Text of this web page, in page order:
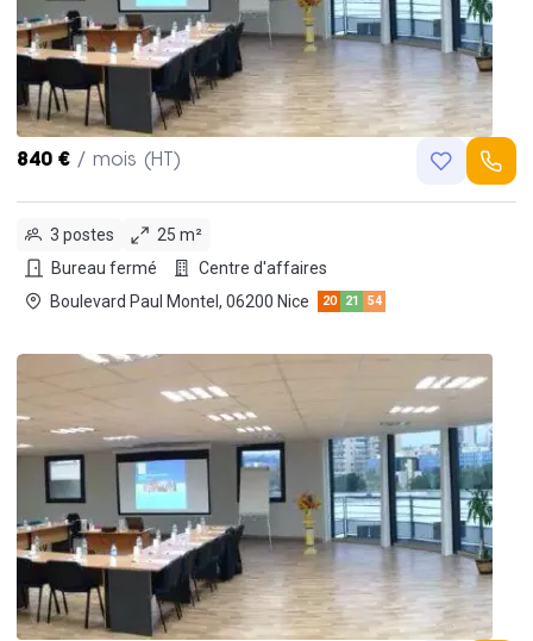
840 € / mois (HT)
3 postes
25 m²
Bureau fermé
Centre d'affaires
Boulevard Paul Montel, 06200 Nice
20 21 54